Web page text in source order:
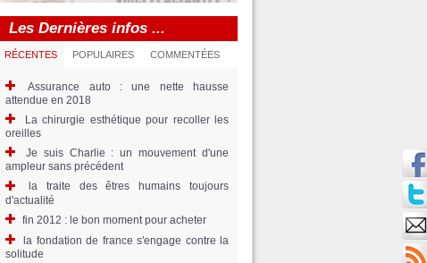
Les Dernières infos ...
RÉCENTES POPULAIRES COMMENTÉES
Assurance auto : une nette hausse
attendue en 2018
La chirurgie esthétique pour recoller les
oreilles
Je suis Charlie : un mouvement d'une
ampleur sans précédent
la traite des êtres humains toujours
d'actualité
fin 2012 : le bon moment pour acheter
la fondation de france s'engage contre la
solitude